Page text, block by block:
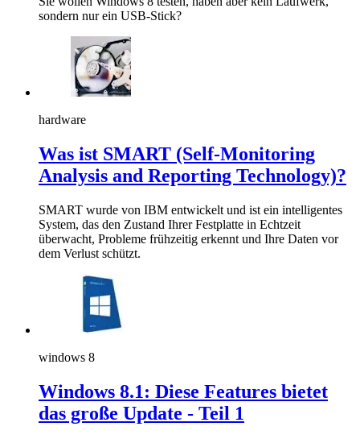
sondern nur ein USB-Stick?
hardware
Was ist SMART (Self-Monitoring
Analysis and Reporting Technology)?
SMART wurde von IBM entwickelt und ist ein intelligentes
System, das den Zustand Ihrer Festplatte in Echtzeit
überwacht, Probleme frühzeitig erkennt und Ihre Daten vor
dem Verlust schützt.
windows 8
Windows 8.1: Diese Features bietet
das große Update - Teil 1